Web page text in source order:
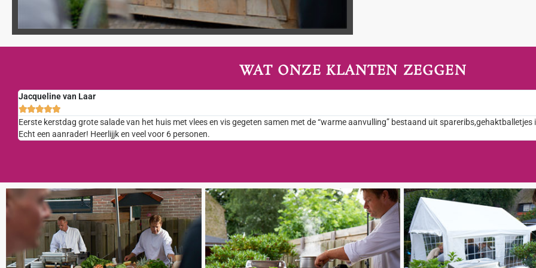
WAT ONZE KLANTEN ZEGGEN
Jacqueline van Laar

Eerste kerstdag grote salade van het huis met vlees en vis gegeten samen met de “warme aanvulling” bestaand uit spareribs,gehaktballetjes
Echt een aanrader! Heerlijjk en veel voor 6 personen.